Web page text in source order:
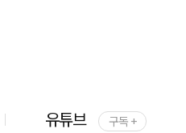
유튜브 구독 +